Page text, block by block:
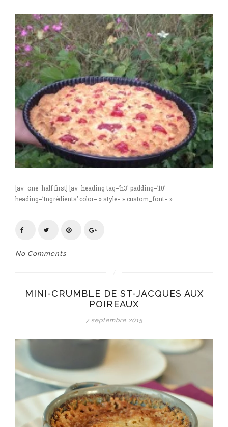
[av_one_half first] [av_heading tag=’h3′ padding=’10’
heading=’Ingrédients’ color= » style= » custom_font= »
No Comments
MINI-CRUMBLE DE ST-JACQUES AUX
POIREAUX
7 septembre 2015